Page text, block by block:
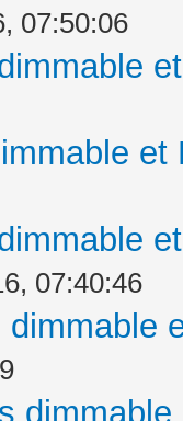
07:50:06
07:40:46